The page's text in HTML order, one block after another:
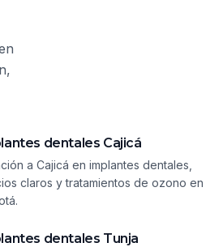
dentales Cajicá
a Cajicá en implantes dentales,
claros y tratamientos de ozono en
dentales Tunja